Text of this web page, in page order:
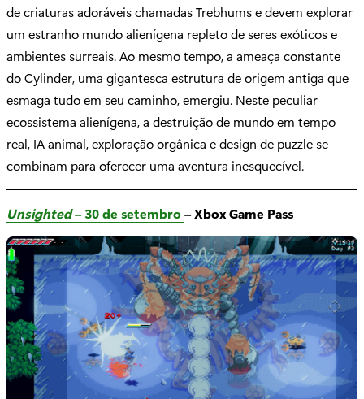
de criaturas adoráveis chamadas Trebhums e devem explorar
um estranho mundo alienígena repleto de seres exóticos e
ambientes surreais. Ao mesmo tempo, a ameaça constante
do Cylinder, uma gigantesca estrutura de origem antiga que
esmaga tudo em seu caminho, emergiu. Neste peculiar
ecossistema alienígena, a destruição de mundo em tempo
real, IA animal, exploração orgânica e design de puzzle se
combinam para oferecer uma aventura inesquecível.
Unsighted– 30 de setembro– Xbox Game Pass